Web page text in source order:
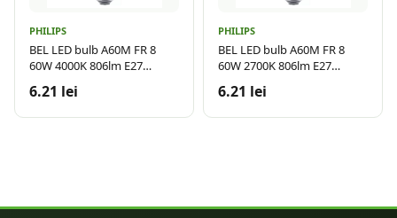
PHILIPS
BEL LED bulb A60M FR 8
60W 4000K 806lm E27
6.21 lei
PHILIPS
BEL LED bulb A60M FR 8
60W 2700K 806lm E27
6.21 lei